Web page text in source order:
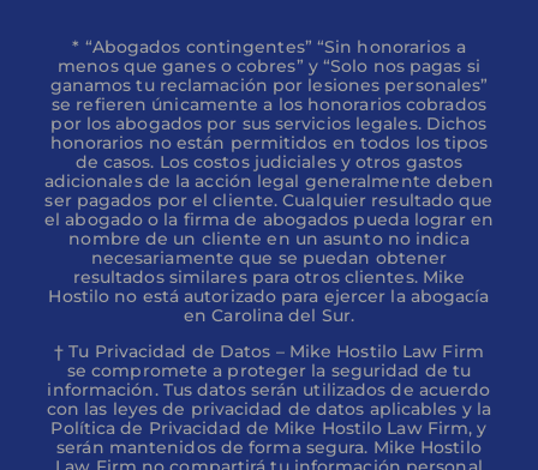
* “Abogados contingentes” “Sin honorarios a
menos que ganes o cobres” y “Solo nos pagas si
ganamos tu reclamación por lesiones personales”
se refieren únicamente a los honorarios cobrados
por los abogados por sus servicios legales. Dichos
honorarios no están permitidos en todos los tipos
de casos. Los costos judiciales y otros gastos
adicionales de la acción legal generalmente deben
ser pagados por el cliente. Cualquier resultado que
el abogado o la firma de abogados pueda lograr en
nombre de un cliente en un asunto no indica
necesariamente que se puedan obtener
resultados similares para otros clientes. Mike
Hostilo no está autorizado para ejercer la abogacía
en Carolina del Sur.
† Tu Privacidad de Datos – Mike Hostilo Law Firm
se compromete a proteger la seguridad de tu
información. Tus datos serán utilizados de acuerdo
con las leyes de privacidad de datos aplicables y la
Política de Privacidad de Mike Hostilo Law Firm, y
serán mantenidos de forma segura. Mike Hostilo